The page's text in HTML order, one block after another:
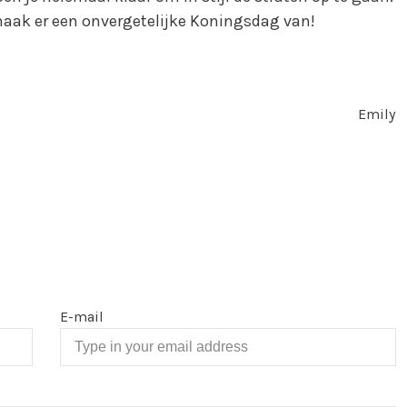
er een onvergetelijke Koningsdag van!
Emily
E-mail